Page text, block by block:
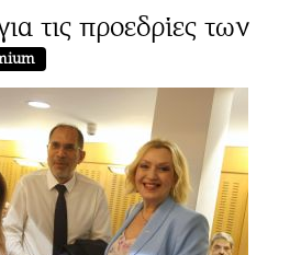
τις προεδρίες των